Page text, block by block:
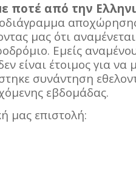
ποτέ από την
μας ότι
Εμείς
είναι έτοιμος για
συνάντηση
εβδομάδας.
μας επιστολή: